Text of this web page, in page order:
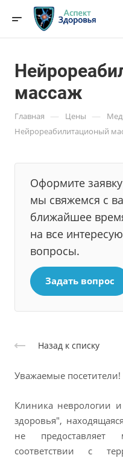
массаж
Главная — Цены —
Нейрореабилитационый
Оформите
мы свяжемся с
ближайшее
на все
вопросы.
Задать вопрос
Назад к списку
Уважаемые посетители!
Клиника неврологии
здоровья",
не
соответствии с